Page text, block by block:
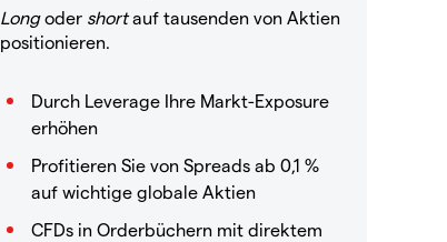
Longoder shortauf tausenden von Aktien
positionieren.
Durch Leverage Ihre Markt-Exposure
erhöhen
Profitieren Sie von Spreads ab 0,1 %
auf wichtige globale Aktien
CFDs in Orderbüchern mit direktem